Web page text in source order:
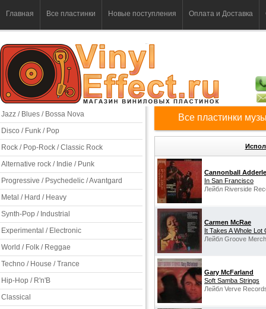
Главная Все пластинки Новые поступления Оплата и Доставка
Jazz / Blues / Bossa Nova
Disco / Funk / Pop
Rock / Pop-Rock / Classic Rock
Alternative rock / Indie / Punk
Progressive / Psychedelic / Avantgard
Metal / Hard / Heavy
Synth-Pop / Industrial
Experimental / Electronic
World / Folk / Reggae
Techno / House / Trance
Hip-Hop / R'n'B
Classical
Все пластинки
Cannonball
In San Francisco
Лейбл Riverside
Carmen McRae
It Takes A Whole Lot
Лейбл Groove
Gary McFarland
Soft Samba Strings
Лейбл Verve